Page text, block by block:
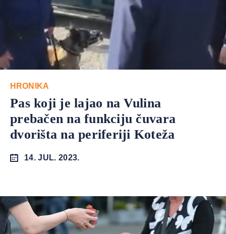
HRONIKA
Pas koji je lajao na Vulina
prebačen na funkciju čuvara
dvorišta na periferiji Koteža
14. JUL. 2023.